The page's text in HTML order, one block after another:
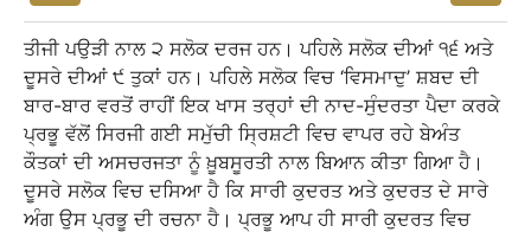
ਤੀਜੀ ਪਉੜੀ ਨਾਲ ੨ ਸਲੋਕ ਦਰਜ ਹਨ। ਪਹਿਲੇ ਸਲੋਕ ਦੀਆਂ ੧੬ ਅਤੇ
ਦੂਸਰੇ ਦੀਆਂ ੯ ਤੁਕਾਂ ਹਨ। ਪਹਿਲੇ ਸਲੋਕ ਵਿਚ ‘ਵਿਸਮਾਦੁ’ ਸ਼ਬਦ ਦੀ
ਬਾਰ-ਬਾਰ ਵਰਤੋਂ ਰਾਹੀਂ ਇਕ ਖਾਸ ਤਰ੍ਹਾਂ ਦੀ ਨਾਦ-ਸੁੰਦਰਤਾ ਪੈਦਾ ਕਰਕੇ
ਪ੍ਰਭੂ ਵੱਲੋਂ ਸਿਰਜੀ ਗਈ ਸਮੁੱਚੀ ਸ੍ਰਿਸ਼ਟੀ ਵਿਚ ਵਾਪਰ ਰਹੇ ਬੇਅੰਤ
ਕੌਤਕਾਂ ਦੀ ਅਸਚਰਜਤਾ ਨੂੰ ਖ਼ੂਬਸੂਰਤੀ ਨਾਲ ਬਿਆਨ ਕੀਤਾ ਗਿਆ ਹੈ।
ਦੂਸਰੇ ਸਲੋਕ ਵਿਚ ਦਸਿਆ ਹੈ ਕਿ ਸਾਰੀ ਕੁਦਰਤ ਅਤੇ ਕੁਦਰਤ ਦੇ ਸਾਰੇ
ਅੰਗ ਉਸ ਪ੍ਰਭੂ ਦੀ ਰਚਨਾ ਹੈ। ਪ੍ਰਭੂ ਆਪ ਹੀ ਸਾਰੀ ਕੁਦਰਤ ਵਿਚ